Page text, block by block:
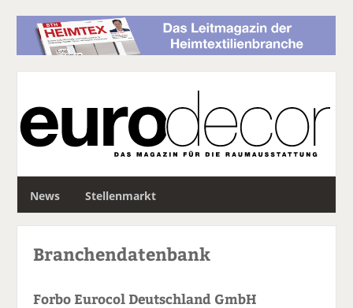
News Stellenmarkt
c
Branchendatenbank
Forbo Eurocol Deutschland GmbH